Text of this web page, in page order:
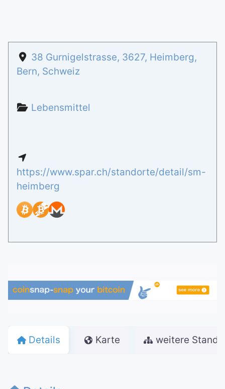
38 Gurnigelstrasse, 3627, Heimberg,
Bern, Schweiz
Lebensmittel
https://www.spar.ch/standorte/detail/sm-
heimberg
Details Karte weitere